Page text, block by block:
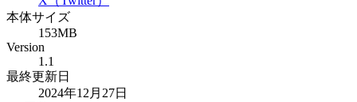
本体サイズ
153MB
Version
1.1
最終更新日
2024年12月27日